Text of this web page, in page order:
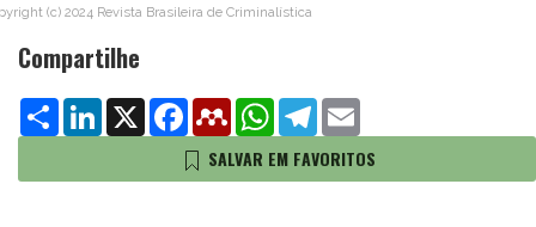
(c) 2024 Revista Brasileira de Criminalística
Compartilhe
ShareLinkedIn
X FacebookMendeleyWhatsApp
Telegram
SALVAR EM FAVORITOS